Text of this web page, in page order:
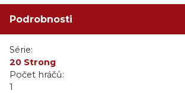
Podrobnosti
Série:
20 Strong
Počet hráčů:
1